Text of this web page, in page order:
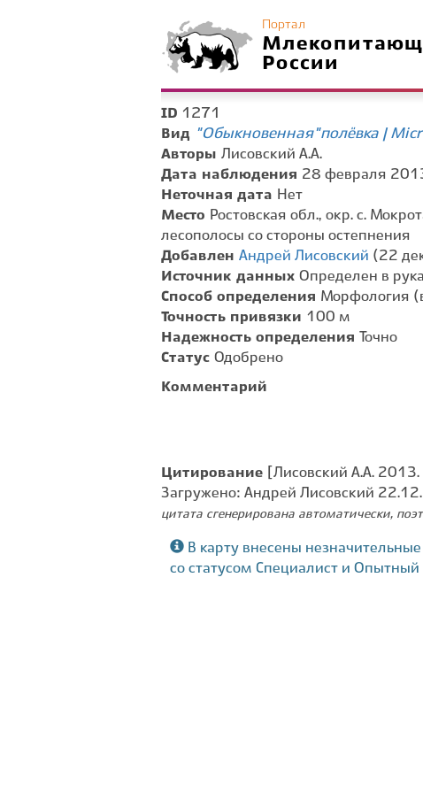
Портал
России
ID 1271
Вид "Обыкновенная" полёвка |
Авторы Лисовский А.А.
Дата наблюдения 28 февраля
Неточная дата Нет
Место Ростовская обл., окр. с.
лесополосы со стороны остепнения
Добавлен Андрей Лисовский (22
Источник данных Определен в
Способ определения Морфология
Точность привязки 100 м
Надежность определения
Точно
Статус Одобрено
Комментарий
Цитирование [Лисовский А.А.
Загружено: Андрей Лисовский
цитата сгенерирована автоматически,
В карту внесены
со статусом Специалист и Опытный